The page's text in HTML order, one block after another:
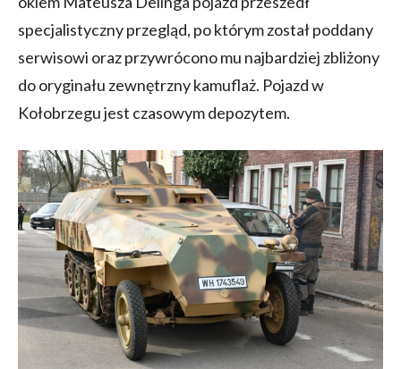
specjalistyczny przegląd, po którym został poddany
serwisowi oraz przywrócono mu najbardziej zbliżony
do oryginału zewnętrzny kamuflaż. Pojazd w
Kołobrzegu jest czasowym depozytem.